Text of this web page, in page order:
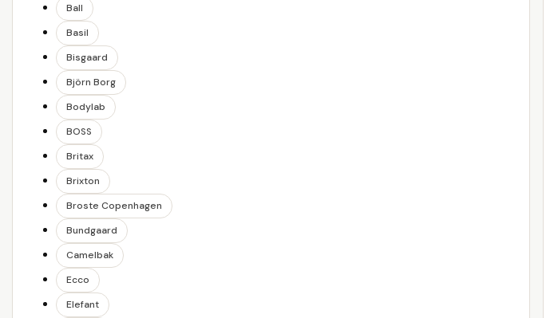
Ball
Basil
Bisgaard
Björn Borg
Bodylab
BOSS
Britax
Brixton
Broste Copenhagen
Bundgaard
Camelbak
Ecco
Elefant